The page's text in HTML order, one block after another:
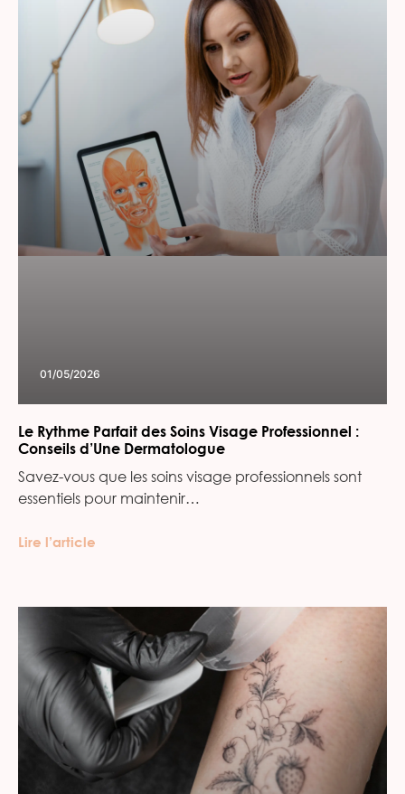
01/05/2026
Le Rythme Parfait des Soins Visage Professionnel :
Conseils d’Une Dermatologue
Savez-vous que les soins visage professionnels sont
essentiels pour maintenir…
Lire l’article